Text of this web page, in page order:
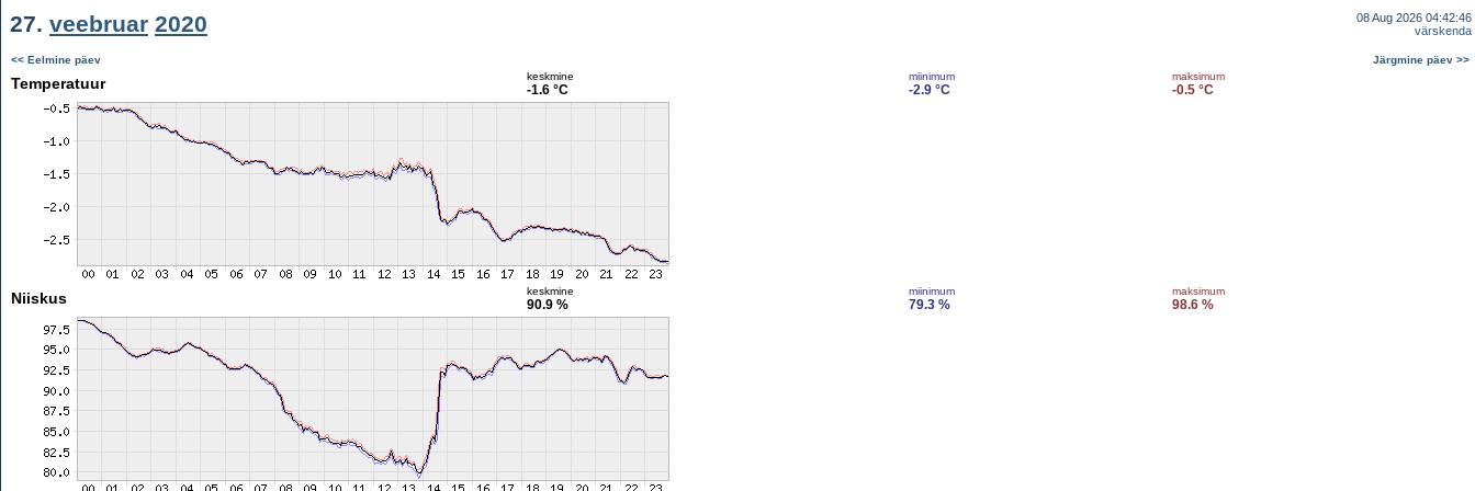
27. veebruar 2020
08 Aug 2026 04:42:46
värskenda
<< Eelmine päev Järgmine päev >>
Temperatuur keskmine
-1.6 °C
miinimum
-2.9 °C
maksimum
-0.5 °C
Niiskus keskmine
90.9 %
miinimum
79.3 %
maksimum
98.6 %